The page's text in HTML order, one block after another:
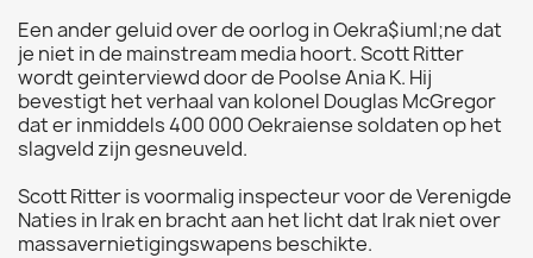
Een ander geluid over de oorlog in Oekra$iuml;ne dat
je niet in de mainstream media hoort. Scott Ritter
wordt geinterviewd door de Poolse Ania K. Hij
bevestigt het verhaal van kolonel Douglas McGregor
dat er inmiddels 400 000 Oekraiense soldaten op het
slagveld zijn gesneuveld.
Scott Ritter is voormalig inspecteur voor de Verenigde
Naties in Irak en bracht aan het licht dat Irak niet over
massavernietigingswapens beschikte.